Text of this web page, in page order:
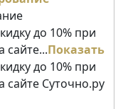
до 10% при
Показать
до 10% при
Суточно.ру